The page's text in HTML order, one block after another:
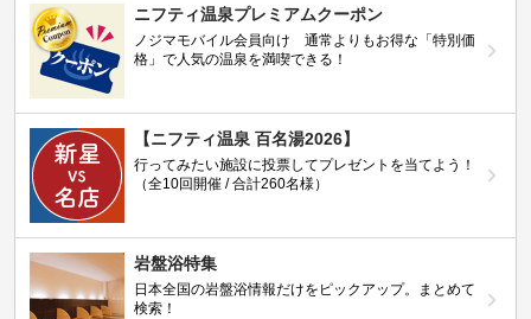
ニフティ温泉プレミアムクーポン
ノジマモバイル会員向け 通常よりもお得な「特別価
格」で人気の温泉を満喫できる！
【ニフティ温泉 百名湯2026】
行ってみたい施設に投票してプレゼントを当てよう！
（全10回開催 / 合計260名様）
岩盤浴特集
日本全国の岩盤浴情報だけをピックアップ。まとめて
検索！